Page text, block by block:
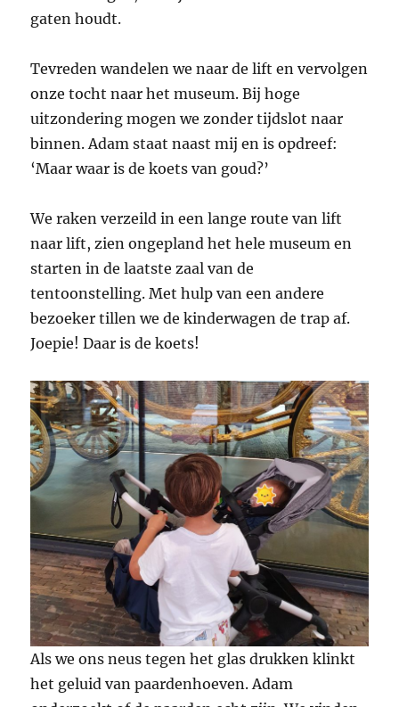
gaten houdt.
Tevreden wandelen we naar de lift en vervolgen
onze tocht naar het museum. Bij hoge
uitzondering mogen we zonder tijdslot naar
binnen. Adam staat naast mij en is opdreef:
‘Maar waar is de koets van goud?’
We raken verzeild in een lange route van lift
naar lift, zien ongepland het hele museum en
starten in de laatste zaal van de
tentoonstelling. Met hulp van een andere
bezoeker tillen we de kinderwagen de trap af.
Joepie! Daar is de koets!
Als we ons neus tegen het glas drukken klinkt
het geluid van paardenhoeven. Adam